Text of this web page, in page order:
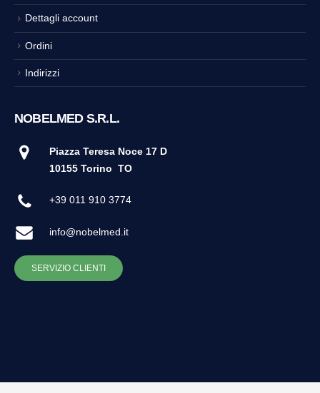
Dettagli account
Ordini
Indirizzi
NOBELMED S.R.L.
Piazza Teresa Noce 17 D
10155 Torino TO
+39 011 910 3774
info@nobelmed.it
SERVIZIO CLIENTI